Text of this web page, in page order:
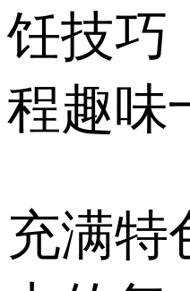
饪技巧
程趣味
充满特